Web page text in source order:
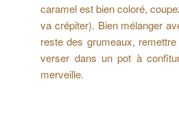
caramel est bien coloré,
va crépiter). Bien mélanger
reste des grumeaux,
verser dans un pot à
merveille.